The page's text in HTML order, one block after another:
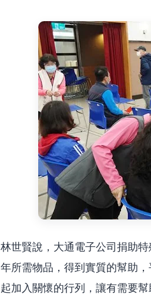
林世賢說，大通電子公司捐助
年所需物品，得到實質的幫助
起加入關懷的行列，讓有需要